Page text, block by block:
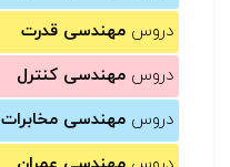
دروس مهندسی قدرت
دروس مهندسی کنترل
دروس مهندسی مخابرات